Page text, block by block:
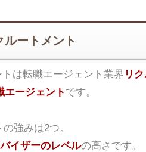
ートメント
は転職エージェント業界 リ
エージェント です。
強みは2つ。
イザーのレベルの高さです。